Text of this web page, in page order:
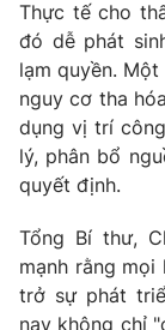
Thực tế cho
đó dễ phát
lạm quyền.
nguy cơ tha
dụng vị trí
lý, phân bổ
quyết định.
Tổng Bí thư,
mạnh rằng mọi
trở sự phát
nay không chỉ